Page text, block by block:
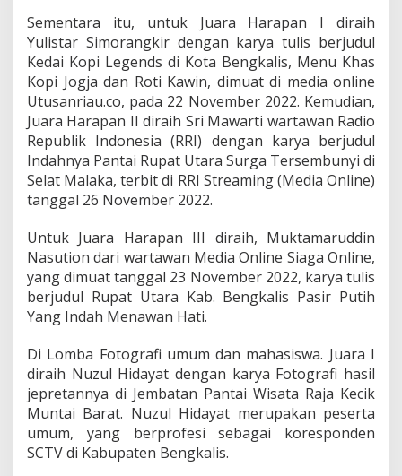
a
f
a
h
u
n
0
2
2
Sementara itu, untuk Juara Harapan I diraih
Yulistar Simorangkir dengan karya tulis berjudul
Kedai Kopi Legends di Kota Bengkalis, Menu Khas
Kopi Jogja dan Roti Kawin, dimuat di media online
Utusanriau.co, pada 22 November 2022. Kemudian,
Juara Harapan II diraih Sri Mawarti wartawan Radio
Republik Indonesia (RRI) dengan karya berjudul
Indahnya Pantai Rupat Utara Surga Tersembunyi di
Selat Malaka, terbit di RRI Streaming (Media Online)
tanggal 26 November 2022.
Untuk Juara Harapan III diraih, Muktamaruddin
Nasution dari wartawan Media Online Siaga Online,
yang dimuat tanggal 23 November 2022, karya tulis
berjudul Rupat Utara Kab. Bengkalis Pasir Putih
Yang Indah Menawan Hati.
Di Lomba Fotografi umum dan mahasiswa. Juara I
diraih Nuzul Hidayat dengan karya Fotografi hasil
jepretannya di Jembatan Pantai Wisata Raja Kecik
Muntai Barat. Nuzul Hidayat merupakan peserta
umum, yang berprofesi sebagai koresponden
SCTV di Kabupaten Bengkalis.